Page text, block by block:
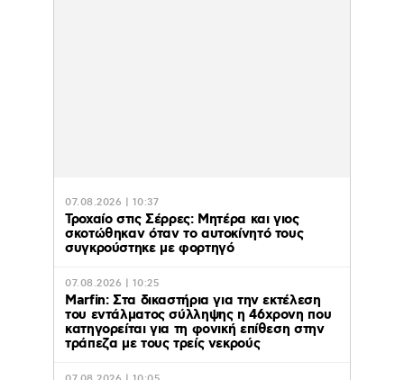
07.08.2026 | 10:37
Τροχαίο στις Σέρρες: Μητέρα και γιος
σκοτώθηκαν όταν το αυτοκίνητό τους
συγκρούστηκε με φορτηγό
07.08.2026 | 10:25
Marfin: Στα δικαστήρια για την εκτέλεση
του εντάλματος σύλληψης η 46χρονη που
κατηγορείται για τη φονική επίθεση στην
τράπεζα με τους τρείς νεκρούς